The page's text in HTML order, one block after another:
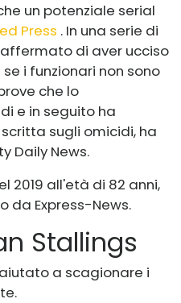
un potenziale serial
Press . In una serie di
affermato di aver ucciso
i funzionari non sono
che lo
e in seguito ha
sugli omicidi, ha
Daily News.
2019 all'età di 82 anni,
da Express-News.
Stallings
a scagionare i